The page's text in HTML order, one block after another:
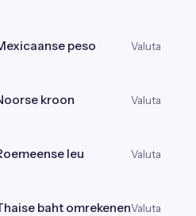
peso
Valuta
kroon
Valuta
leu
Valuta
baht omrekenenValuta